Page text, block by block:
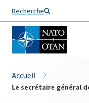
Recherche
Nom de famille*
Accueil